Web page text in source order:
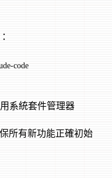
code
系統套件管理器
所有新功能正確初始